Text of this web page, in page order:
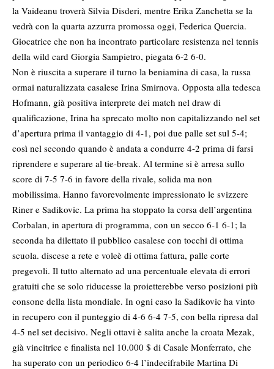
la Vaideanu troverà Silvia Disderi, mentre Erika Zanchetta se la
vedrà con la quarta azzurra promossa oggi, Federica Quercia.
Giocatrice che non ha incontrato particolare resistenza nel tennis
della wild card Giorgia Sampietro, piegata 6-2 6-0.
Non è riuscita a superare il turno la beniamina di casa, la russa
ormai naturalizzata casalese Irina Smirnova. Opposta alla tedesca
Hofmann, già positiva interprete dei match nel draw di
qualificazione, Irina ha sprecato molto non capitalizzando nel set
d’apertura prima il vantaggio di 4-1, poi due palle set sul 5-4;
così nel secondo quando è andata a condurre 4-2 prima di farsi
riprendere e superare al tie-break. Al termine si è arresa sullo
score di 7-5 7-6 in favore della rivale, solida ma non
mobilissima. Hanno favorevolmente impressionato le svizzere
Riner e Sadikovic. La prima ha stoppato la corsa dell’argentina
Corbalan, in apertura di programma, con un secco 6-1 6-1; la
seconda ha dilettato il pubblico casalese con tocchi di ottima
scuola. discese a rete e voleè di ottima fattura, palle corte
pregevoli. Il tutto alternato ad una percentuale elevata di errori
gratuiti che se solo riducesse la proietterebbe verso posizioni più
consone della lista mondiale. In ogni caso la Sadikovic ha vinto
in recupero con il punteggio di 4-6 6-4 7-5, con bella ripresa dal
4-5 nel set decisivo. Negli ottavi è salita anche la croata Mezak,
già vincitrice e finalista nel 10.000 $ di Casale Monferrato, che
ha superato con un periodico 6-4 l’indecifrabile Martina Di